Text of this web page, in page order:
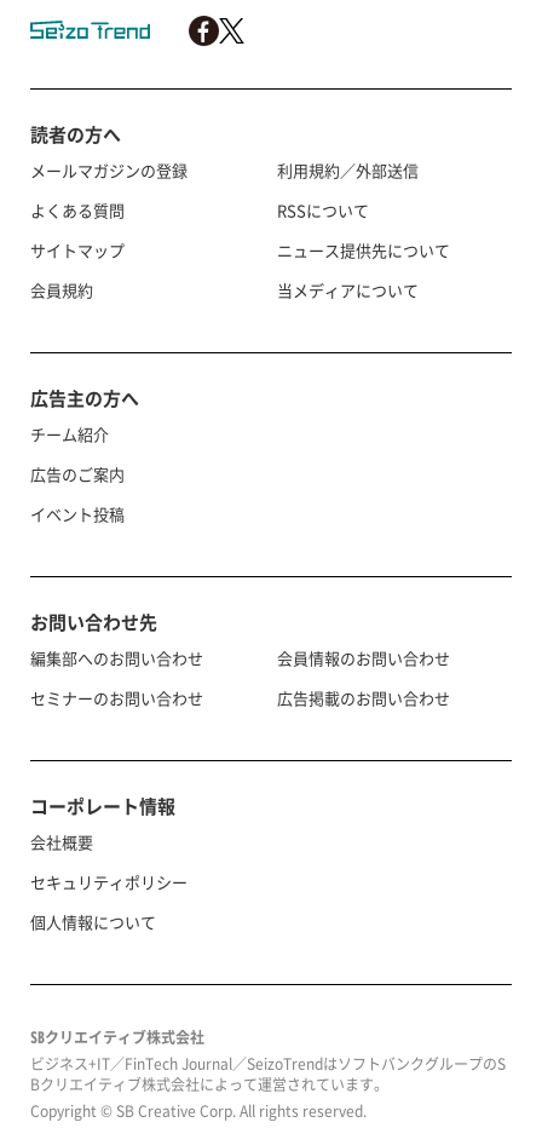
読者の方へ
メールマガジンの登録
よくある質問
サイトマップ
会員規約
利用規約／外部送信
RSSについて
ニュース提供先について
当メディアについて
広告主の方へ
チーム紹介
広告のご案内
イベント投稿
お問い合わせ先
編集部へのお問い合わせ
セミナーのお問い合わせ
会員情報のお問い合わせ
広告掲載のお問い合わせ
コーポレート情報
会社概要
セキュリティポリシー
個人情報について
SBクリエイティブ株式会社
ビジネス+IT／FinTech Journal／SeizoTrendはソフトバンクグループのS
Bクリエイティブ株式会社によって運営されています。
Copyright © SB Creative Corp. All rights reserved.